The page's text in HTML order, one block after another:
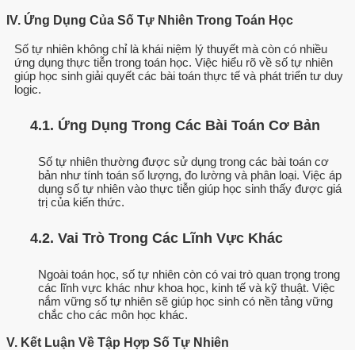
IV. Ứng Dụng Của Số Tự Nhiên Trong Toán Học
Số tự nhiên không chỉ là khái niệm lý thuyết mà còn có nhiều
ứng dụng thực tiễn trong toán học. Việc hiểu rõ về số tự nhiên
giúp học sinh giải quyết các bài toán thực tế và phát triển tư duy
logic.
4.1. Ứng Dụng Trong Các Bài Toán Cơ Bản
Số tự nhiên thường được sử dụng trong các bài toán cơ
bản như tính toán số lượng, đo lường và phân loại. Việc áp
dụng số tự nhiên vào thực tiễn giúp học sinh thấy được giá
trị của kiến thức.
4.2. Vai Trò Trong Các Lĩnh Vực Khác
Ngoài toán học, số tự nhiên còn có vai trò quan trọng trong
các lĩnh vực khác như khoa học, kinh tế và kỹ thuật. Việc
nắm vững số tự nhiên sẽ giúp học sinh có nền tảng vững
chắc cho các môn học khác.
V. Kết Luận Về Tập Hợp Số Tự Nhiên